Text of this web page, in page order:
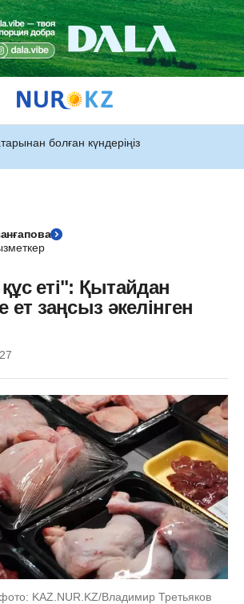
болған күндеріңіз
еті": Қытайдан
заңсыз әкелінген
фото: KAZ.NUR.KZ/Владимир Третьяков